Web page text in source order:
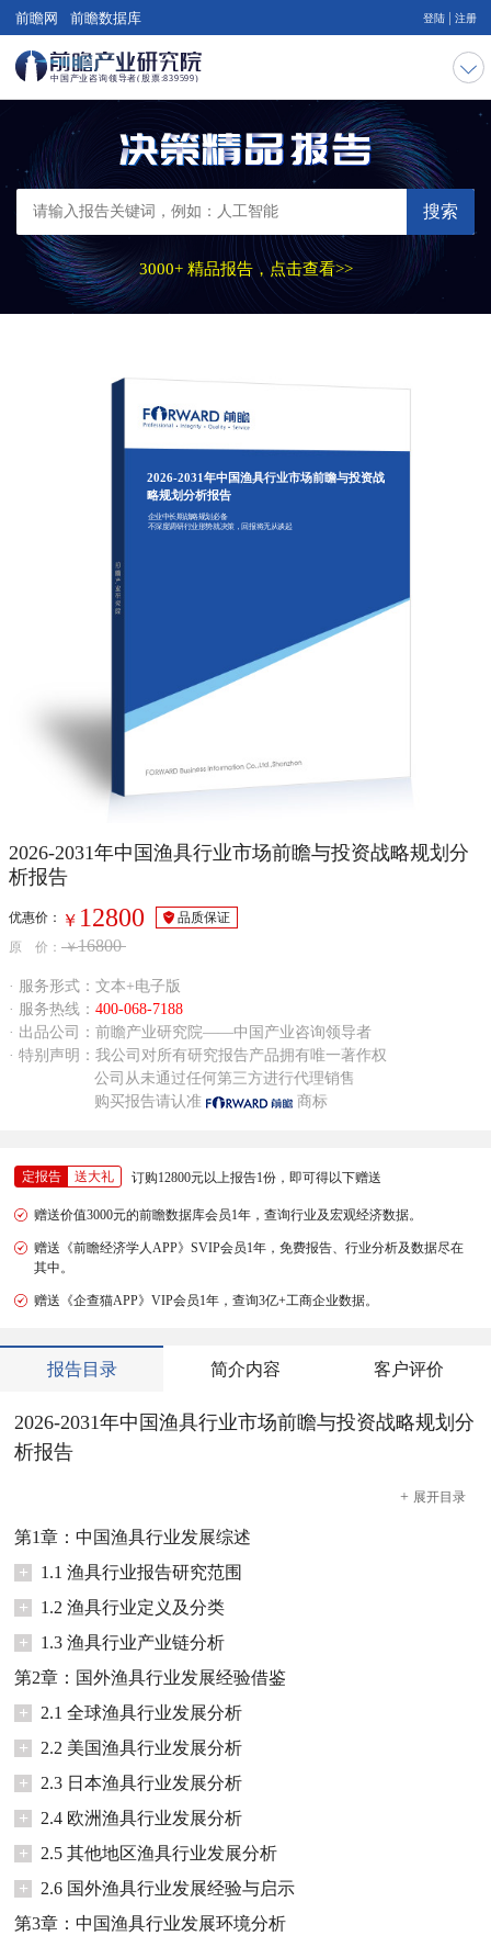
前瞻网 前瞻数据库 登陆 注册
搜索
3000+ 精品报告，点击查看>>
2026-2031年中国渔具行业市场前瞻与投资战
略规划分析报告
企业中长期战略规划必备
不深度调研行业形势就决策，回报将无从谈起
2026-2031年中国渔具行业市场前瞻与投资战略规划分
析报告
优惠价： ￥ 12800
品质保证
原 价： ￥16800
· 服务形式：文本+电子版
· 服务热线： 400-068-7188
· 出品公司：前瞻产业研究院——中国产业咨询领导者
· 特别声明：我公司对所有研究报告产品拥有唯一著作权
公司从未通过任何第三方进行代理销售
购买报告请认准
商标
定报告 送大礼 订购12800元以上报告1份，即可得以下赠送
赠送价值3000元的前瞻数据库会员1年，查询行业及宏观经济数据。
赠送《前瞻经济学人APP》SVIP会员1年，免费报告、行业分析及数据尽在
其中。
赠送《企查猫APP》VIP会员1年，查询3亿+工商企业数据。
报告目录 简介内容 客户评价
2026-2031年中国渔具行业市场前瞻与投资战略规划分
析报告
+ 展开目录
第1章：中国渔具行业发展综述
+
1.1 渔具行业报告研究范围
+
1.2 渔具行业定义及分类
+
1.3 渔具行业产业链分析
第2章：国外渔具行业发展经验借鉴
+
2.1 全球渔具行业发展分析
+
2.2 美国渔具行业发展分析
+
2.3 日本渔具行业发展分析
+
2.4 欧洲渔具行业发展分析
+
2.5 其他地区渔具行业发展分析
+
2.6 国外渔具行业发展经验与启示
第3章：中国渔具行业发展环境分析